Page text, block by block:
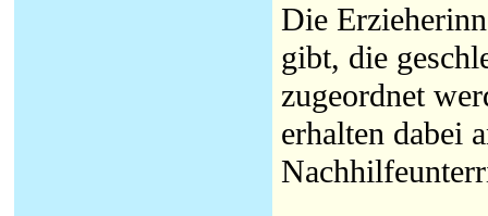
Die
gibt, die
zugeordnet
erhalten dabei